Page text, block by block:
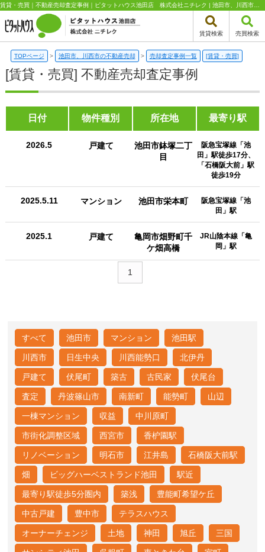
賃貸検索 売買検索
TOPページ > 池田市、川西市の不動産売却 > 売却査定事例一覧 [賃貸・売買]
[賃貸・売買] 不動産売却査定事例
日付 物件種別 所在地 最寄り駅
2026.5 戸建て
池田市鉢塚二丁
目
阪急宝塚線「池
田」駅徒歩17分、
「石橋阪大前」駅
徒歩19分
2025.5.11 マンション 池田市栄本町
阪急宝塚線「池
田」駅
2025.1 戸建て
亀岡市畑野町千
ケ畑高橋
JR山陰本線「亀
岡」駅
1
すべて 池田市 マンション 池田駅
川西市 日生中央 川西能勢口 北伊丹
戸建て 伏尾町 築古 古民家 伏尾台
査定 丹波篠山市 南新町 能勢町 山辺
一棟マンション 収益 中川原町
市街化調整区域 西宮市 香枦園駅
リノベーション 明石市 江井島 石橋阪大前駅
畑 ビッグハーベストランド池田 駅近
最寄り駅徒歩5分圏内 築浅 豊能町希望ケ丘
中古戸建 豊中市 テラスハウス
オーナーチェンジ 土地 神田 旭丘 三国